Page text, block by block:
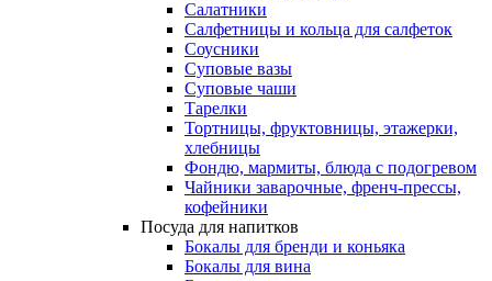
Салатники
Салфетницы и кольца для салфеток
Соусники
Суповые вазы
Суповые чаши
Тарелки
Тортницы, фруктовницы, этажерки,
хлебницы
Фондю, мармиты, блюда с подогревом
Чайники заварочные, френч-прессы,
кофейники
Посуда для напитков
Бокалы для бренди и коньяка
Бокалы для вина